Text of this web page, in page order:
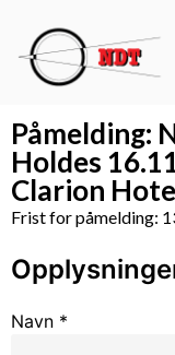
Påmelding:
Holdes
Clarion
Frist for påmelding:
Navn *